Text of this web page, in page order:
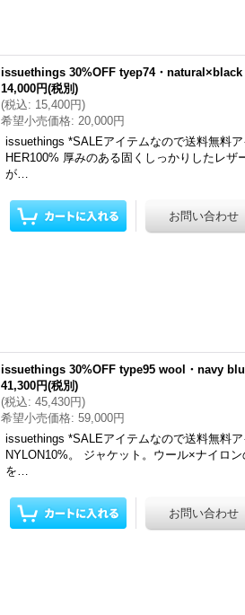
issuethings 30%OFF tyep74・natural×black
14,000円(税別)
(税込: 15,400円)
希望小売価格: 20,000円
issuethings *SALEアイテムなので送料無料
HER100% 厚みのある固くしっかりしたレ
が…
issuethings 30%OFF type95 wool・navy
41,300円(税別)
(税込: 45,430円)
希望小売価格: 59,000円
issuethings *SALEアイテムなので送料無料
NYLON10%。 ジャケット。ウール×ナイロ
を…